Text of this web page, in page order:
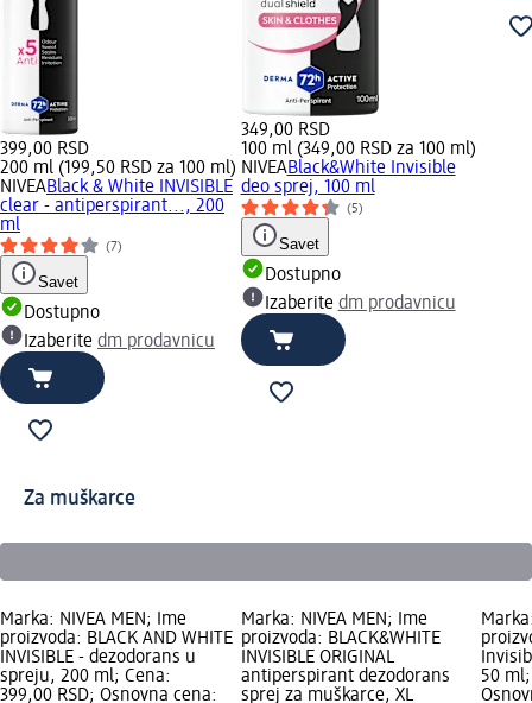
399,00 RSD
200 ml (199,50 RSD za 100 ml)
NIVEABlack & White INVISIBLE
clear - antiperspirant..., 200
ml
(7)
Savet
Dostupno
Izaberite dm prodavnicu
349,00 RSD
100 ml (349,00 RSD za 100 ml)
NIVEABlack&White Invisible
deo sprej, 100 ml
(5)
Savet
Dostupno
Izaberite dm prodavnicu
Za muškarce
Marka: NIVEA MEN; Ime
proizvoda: BLACK AND WHITE
INVISIBLE - dezodorans u
spreju, 200 ml; Cena:
399,00 RSD; Osnovna cena:
Marka: NIVEA MEN; Ime
proizvoda: BLACK&WHITE
INVISIBLE ORIGINAL
antiperspirant dezodorans
sprej za muškarce, XL
50